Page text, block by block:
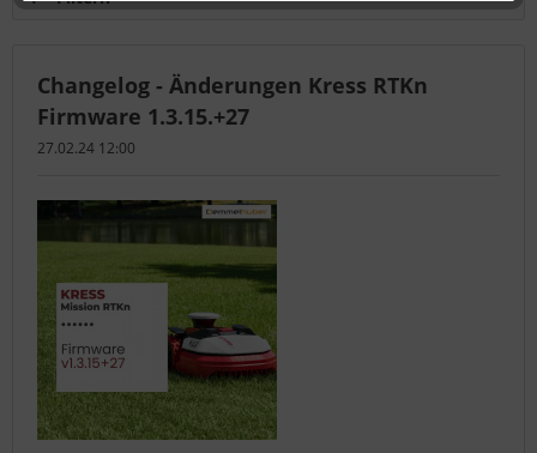
Changelog - Änderungen Kress RTKn
Firmware 1.3.15.+27
27.02.24 12:00